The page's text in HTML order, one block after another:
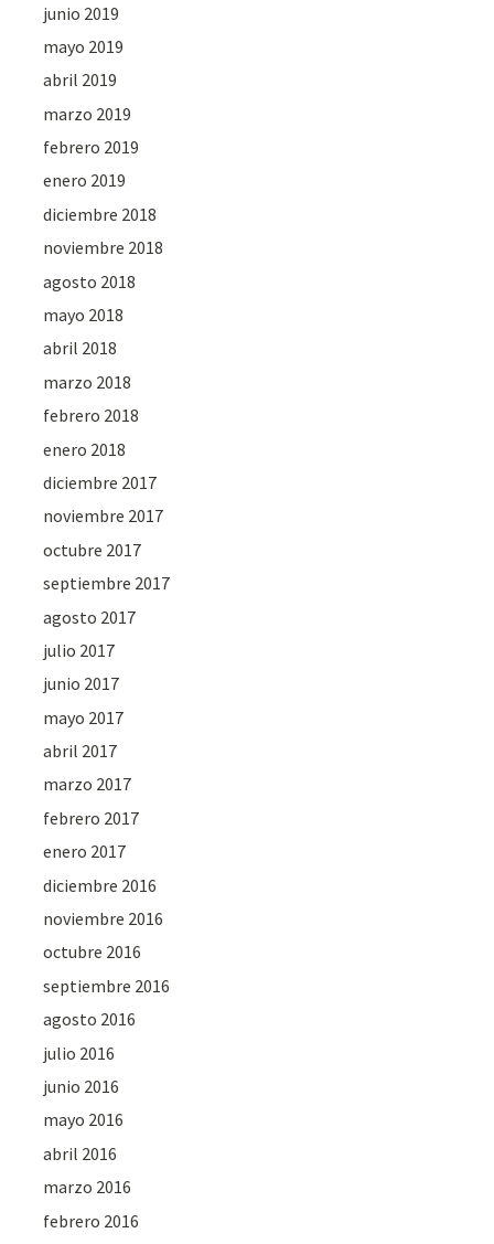
junio 2019
mayo 2019
abril 2019
marzo 2019
febrero 2019
enero 2019
diciembre 2018
noviembre 2018
agosto 2018
mayo 2018
abril 2018
marzo 2018
febrero 2018
enero 2018
diciembre 2017
noviembre 2017
octubre 2017
septiembre 2017
agosto 2017
julio 2017
junio 2017
mayo 2017
abril 2017
marzo 2017
febrero 2017
enero 2017
diciembre 2016
noviembre 2016
octubre 2016
septiembre 2016
agosto 2016
julio 2016
junio 2016
mayo 2016
abril 2016
marzo 2016
febrero 2016